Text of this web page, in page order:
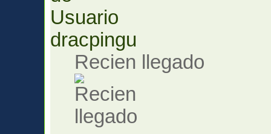
dracpingu
Recien llegado